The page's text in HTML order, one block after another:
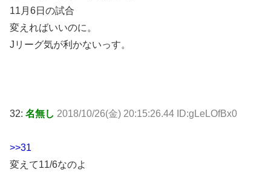
11月6日の試合
変えればいいのに。
Jリーグ気が利かないっす。
32: 名無し 2018/10/26(金) 20:15:26.44 ID:gLeLOfBx0
>>31
変えて11/6なのよ